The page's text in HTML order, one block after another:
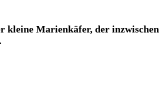
kleine Marienkäfer, der inzwischen